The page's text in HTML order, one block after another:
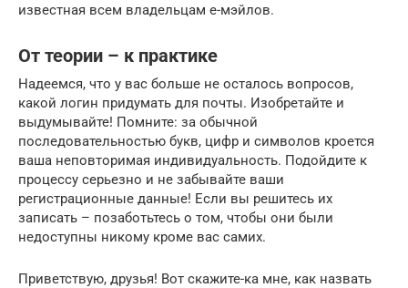
известная всем владельцам е-мэйлов.
От теории – к практике
Надеемся, что у вас больше не осталось вопросов,
какой логин придумать для почты. Изобретайте и
выдумывайте! Помните: за обычной
последовательностью букв, цифр и символов кроется
ваша неповторимая индивидуальность. Подойдите к
процессу серьезно и не забывайте ваши
регистрационные данные! Если вы решитесь их
записать – позаботьтесь о том, чтобы они были
недоступны никому кроме вас самих.
Приветствую, друзья! Вот скажите-ка мне, как назвать